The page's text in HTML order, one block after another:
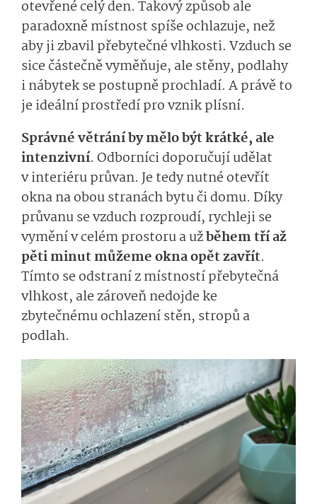
otevřené celý den. Takový způsob ale
paradoxně místnost spíše ochlazuje, než
aby ji zbavil přebytečné vlhkosti. Vzduch se
sice částečně vyměňuje, ale stěny, podlahy
i nábytek se postupně prochladí. A právě to
je ideální prostředí pro vznik plísní.
Správné větrání by mělo být krátké, ale
intenzivní. Odborníci doporučují udělat
v interiéru průvan. Je tedy nutné otevřít
okna na obou stranách bytu či domu. Díky
průvanu se vzduch rozproudí, rychleji se
vymění v celém prostoru a užběhem tří až
pěti minut můžeme okna opět zavřít.
Tímto se odstraní z místností přebytečná
vlhkost, ale zároveň nedojde ke
zbytečnému ochlazení stěn, stropů a
podlah.